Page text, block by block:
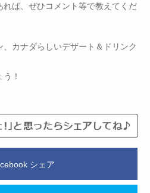
ば、ぜひコメント等で教えてくだ
カナダらしいデザート＆ドリンク
！
シェア